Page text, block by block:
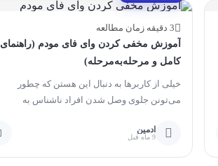
3 دقیقه زمان مطالعه
آموزش مخفی کردن وای فای مودم (راهنمای
کامل و مرحله‌به‌مرحله)
خیلی از کاربرها به دنبال این هستن که چطور
می‌تونن جلوی وصل شدن افراد ناشناس به
ادمین
9 ماه قبل